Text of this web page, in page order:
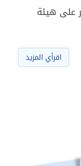
على هيئة
اقرأي المزيد